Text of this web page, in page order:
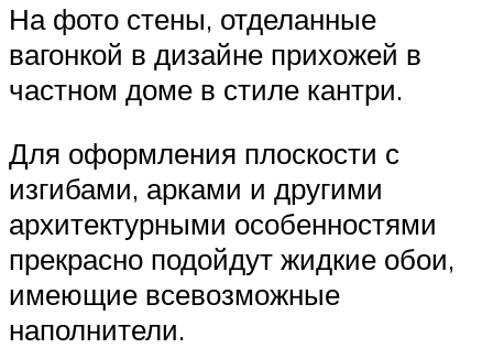
На фото стены, отделанные
вагонкой в дизайне прихожей в
частном доме в стиле кантри.
Для оформления плоскости с
изгибами, арками и другими
архитектурными особенностями
прекрасно подойдут жидкие обои,
имеющие всевозможные
наполнители.